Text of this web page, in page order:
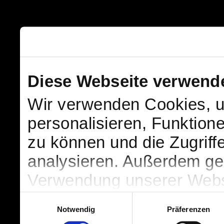
Diese Webseite
Wir verwenden Cookies,
personalisieren,
zu können und die
analysieren. Außerdem
Verwendung unserer
Partner führen diese
Notwendig
Präferenzen